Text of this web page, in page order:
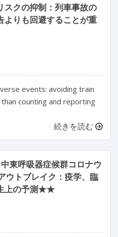
スクの抑制：列車事故の
よりも回避することが重
events: avoiding train
counting and reporting
続きを読む
東呼吸器症候群コロナウ
ウトブレイク：疫学、臨
上の予測★★